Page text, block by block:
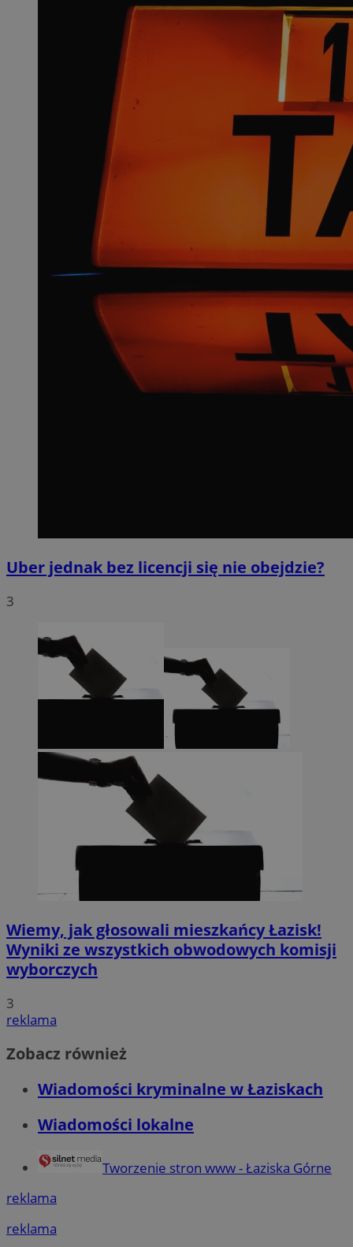
Uber jednak bez licencji się nie obejdzie?
3
Wiemy, jak głosowali mieszkańcy Łazisk!
Wyniki ze wszystkich obwodowych komisji
wyborczych
3
reklama
Zobacz również
Wiadomości kryminalne w Łaziskach
Wiadomości lokalne
Tworzenie stron www - Łaziska Górne
reklama
reklama